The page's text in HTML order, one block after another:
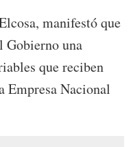
manifestó que
Gobierno una
que reciben
Empresa Nacional